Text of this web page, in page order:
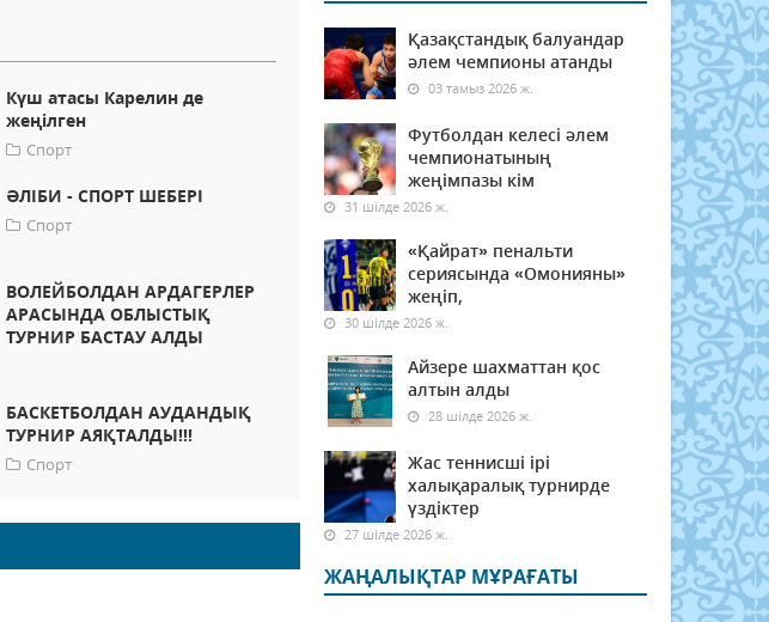
Күш атасы Карелин де
жеңілген
Спорт
ӘЛІБИ - СПОРТ ШЕБЕРІ
Спорт
ВОЛЕЙБОЛДАН АРДАГЕРЛЕР
АРАСЫНДА ОБЛЫСТЫҚ
ТУРНИР БАСТАУ АЛДЫ
БАСКЕТБОЛДАН АУДАНДЫҚ
ТУРНИР АЯҚТАЛДЫ!!!
Спорт
Қазақстандық балуандар
әлем чемпионы атанды
03 тамыз 2026 ж.
Футболдан келесі әлем
чемпионатының
жеңімпазы кім
31 шілде 2026 ж.
«Қайрат» пенальти
сериясында «Омонияны»
жеңіп,
30 шілде 2026 ж.
Айзере шахматтан қос
алтын алды
28 шілде 2026 ж.
Жас теннисші ірі
халықаралық турнирде
үздіктер
27 шілде 2026 ж.
ЖАҢАЛЫҚТАР МҰРАҒАТЫ